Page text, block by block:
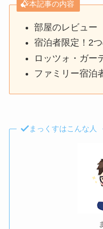
本記事の内容
部屋のレビュー
宿泊者限定！2
ロッツォ・ガー
ファミリー宿泊
まっくすはこんな人